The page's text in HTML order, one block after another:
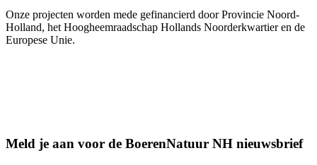
Onze projecten worden mede gefinancierd door Provincie Noord-
Holland, het Hoogheemraadschap Hollands Noorderkwartier en de
Europese Unie.
Meld je aan voor de BoerenNatuur NH nieuwsbrief